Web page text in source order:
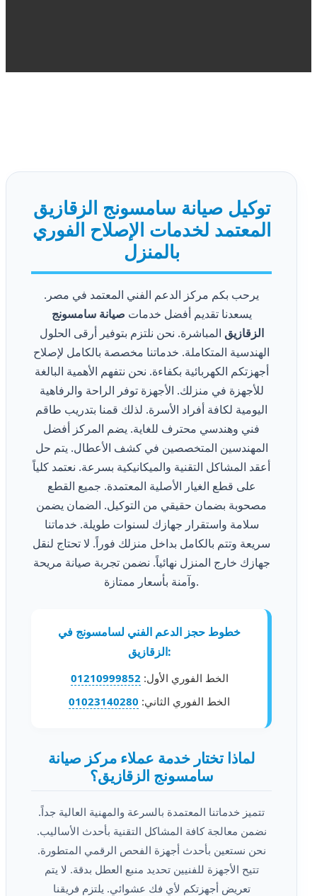
توكيل صيانة سامسونج الزقازيق
المعتمد لخدمات الإصلاح الفوري
بالمنزل
يرحب بكم مركز الدعم الفني المعتمد في مصر.
يسعدنا تقديم أفضل خدمات صيانة سامسونج
الزقازيق المباشرة. نحن نلتزم بتوفير أرقى الحلول
الهندسية المتكاملة. خدماتنا مخصصة بالكامل لإصلاح
أجهزتكم الكهربائية بكفاءة. نحن نتفهم الأهمية البالغة
للأجهزة في منزلك. الأجهزة توفر الراحة والرفاهية
اليومية لكافة أفراد الأسرة. لذلك قمنا بتدريب طاقم
فني وهندسي محترف للغاية. يضم المركز أفضل
المهندسين المتخصصين في كشف الأعطال. يتم حل
أعقد المشاكل التقنية والميكانيكية بسرعة. نعتمد كلياً
على قطع الغيار الأصلية المعتمدة. جميع القطع
مصحوبة بضمان حقيقي من التوكيل. الضمان يضمن
سلامة واستقرار جهازك لسنوات طويلة. خدماتنا
سريعة وتتم بالكامل بداخل منزلك فوراً. لا تحتاج لنقل
جهازك خارج المنزل نهائياً. نضمن تجربة صيانة مريحة
وآمنة بأسعار ممتازة.
خطوط حجز الدعم الفني لسامسونج في
الزقازيق:
الخط الفوري الأول: 01210999852
الخط الفوري الثاني: 01023140280
لماذا تختار خدمة عملاء مركز صيانة
سامسونج الزقازيق؟
تتميز خدماتنا المعتمدة بالسرعة والمهنية العالية جداً.
نضمن معالجة كافة المشاكل التقنية بأحدث الأساليب.
نحن نستعين بأحدث أجهزة الفحص الرقمي المتطورة.
تتيح الأجهزة للفنيين تحديد منبع العطل بدقة. لا يتم
تعريض أجهزتكم لأي فك عشوائي. يلتزم فريقنا